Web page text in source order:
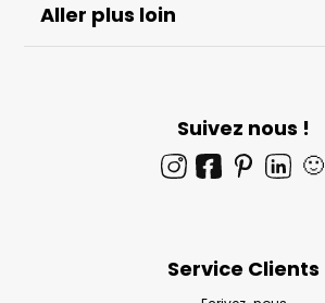
Aller plus loin
Suivez nous !
🙂
Service Clients